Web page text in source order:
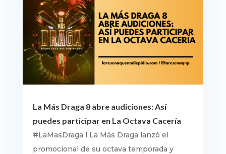
La Más Draga 8 abre audiciones: Así
puedes participar en La Octava Cacería
#LaMasDraga l La Más Draga lanzó el
promocional de su octava temporada y